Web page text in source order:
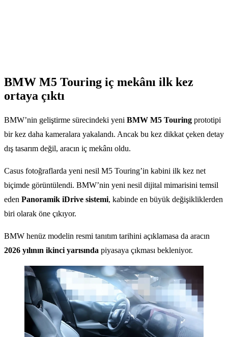
BMW M5 Touring iç mekânı ilk kez
ortaya çıktı
BMW’nin geliştirme sürecindeki yeni BMW M5 Touring prototipi
bir kez daha kameralara yakalandı. Ancak bu kez dikkat çeken detay
dış tasarım değil, aracın iç mekânı oldu.
Casus fotoğraflarda yeni nesil M5 Touring’in kabini ilk kez net
biçimde görüntülendi. BMW’nin yeni nesil dijital mimarisini temsil
eden Panoramik iDrive sistemi, kabinde en büyük değişikliklerden
biri olarak öne çıkıyor.
BMW henüz modelin resmi tanıtım tarihini açıklamasa da aracın
2026 yılının ikinci yarısında piyasaya çıkması bekleniyor.